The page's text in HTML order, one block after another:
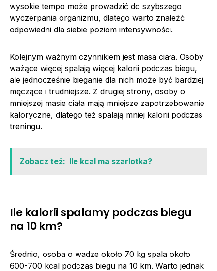
wysokie tempo może prowadzić do szybszego
wyczerpania organizmu, dlatego warto znaleźć
odpowiedni dla siebie poziom intensywności.
Kolejnym ważnym czynnikiem jest masa ciała. Osoby
ważące więcej spalają więcej kalorii podczas biegu,
ale jednocześnie bieganie dla nich może być bardziej
męczące i trudniejsze. Z drugiej strony, osoby o
mniejszej masie ciała mają mniejsze zapotrzebowanie
kaloryczne, dlatego też spalają mniej kalorii podczas
treningu.
Zobacz też: Ile kcal ma szarlotka?
Ile kalorii spalamy podczas biegu
na 10 km?
Średnio, osoba o wadze około 70 kg spala około
600-700 kcal podczas biegu na 10 km. Warto jednak